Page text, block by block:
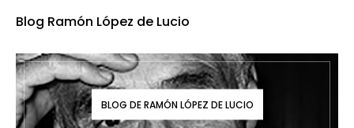
Blog Ramón López de Lucio
BLOG DE RAMÓN LÓPEZ DE LUCIO